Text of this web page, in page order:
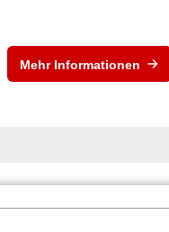
Mehr Informationen